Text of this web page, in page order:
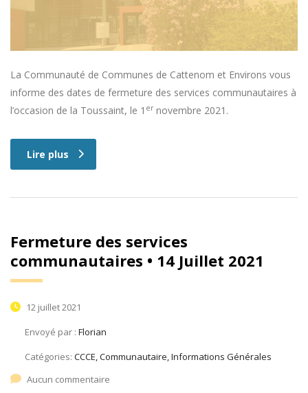
La Communauté de Communes de Cattenom et Environs vous
informe des dates de fermeture des services communautaires à
l’occasion de la Toussaint, le 1 ernovembre 2021.
Lire plus
Fermeture des services
communautaires • 14 Juillet 2021
12 juillet 2021
Envoyé par : Florian
Catégories: CCCE, Communautaire, Informations Générales
Aucun commentaire